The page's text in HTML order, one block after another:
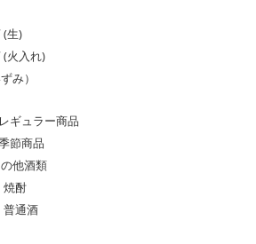
(生)
(火入れ)
み）
ュラー商品
節商品
他酒類
焼酎
通酒